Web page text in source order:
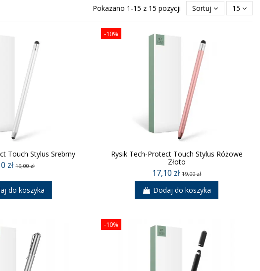
Pokazano 1-15 z 15 pozycji Sortuj 15
Touch Stylus Srebrny
zł19,00 zł
do koszyka
-10%
Rysik Tech-Protect Touch Stylus Różowe
Złoto
17,10 zł19,00 zł
Dodaj do koszyka
-10%